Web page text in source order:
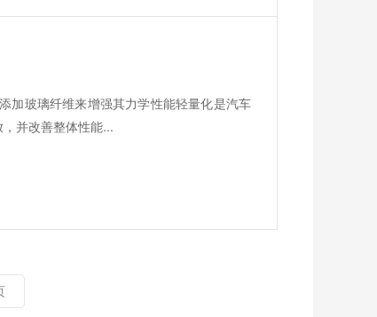
加玻璃纤维来增强其力学性能轻量化是汽车
并改善整体性能...